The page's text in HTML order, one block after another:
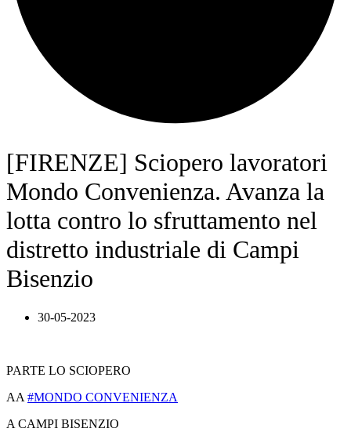
[FIRENZE] Sciopero lavoratori
Mondo Convenienza. Avanza la
lotta contro lo sfruttamento nel
distretto industriale di Campi
Bisenzio
30-05-2023
PARTE LO SCIOPERO
AA #MONDO CONVENIENZA
A CAMPI BISENZIO